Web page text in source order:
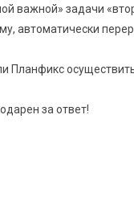
важной» задачи
автоматически
Планфикс
за ответ!